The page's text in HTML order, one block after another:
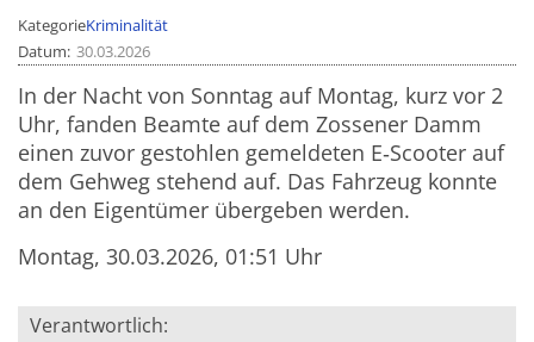
KategorieKriminalität
Datum 30.03.2026
In der Nacht von Sonntag auf Montag, kurz vor 2
Uhr, fanden Beamte auf dem Zossener Damm
einen zuvor gestohlen gemeldeten E‑Scooter auf
dem Gehweg stehend auf. Das Fahrzeug konnte
an den Eigentümer übergeben werden.
Montag, 30.03.2026, 01:51 Uhr
Verantwortlich: